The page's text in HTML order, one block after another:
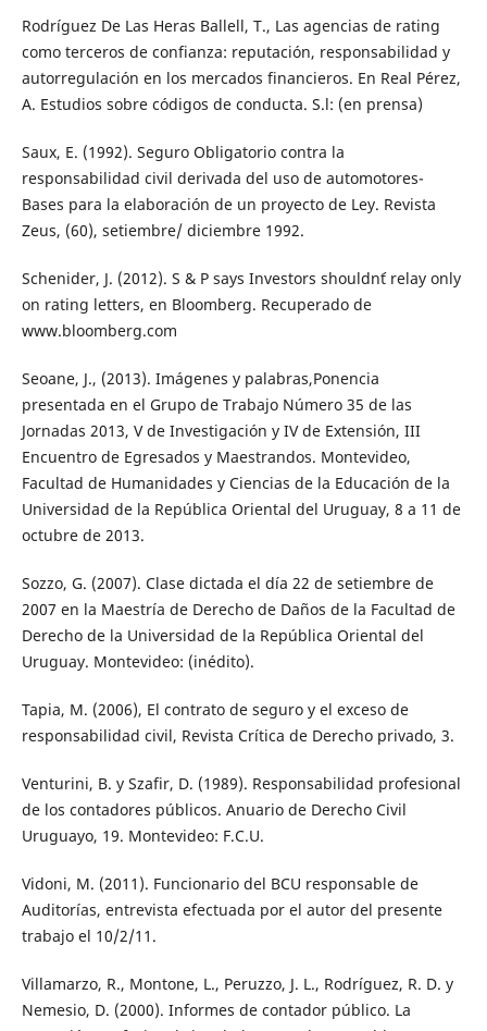
Rodríguez De Las Heras Ballell, T., Las agencias de rating
como terceros de confianza: reputación, responsabilidad y
autorregulación en los mercados financieros. En Real Pérez,
A. Estudios sobre códigos de conducta. S.l: (en prensa)
Saux, E. (1992). Seguro Obligatorio contra la
responsabilidad civil derivada del uso de automotores-
Bases para la elaboración de un proyecto de Ley. Revista
Zeus, (60), setiembre/ diciembre 1992.
Schenider, J. (2012). S & P says Investors shouldn´t relay only
on rating letters, en Bloomberg. Recuperado de
www.bloomberg.com
Seoane, J., (2013). Imágenes y palabras,Ponencia
presentada en el Grupo de Trabajo Número 35 de las
Jornadas 2013, V de Investigación y IV de Extensión, III
Encuentro de Egresados y Maestrandos. Montevideo,
Facultad de Humanidades y Ciencias de la Educación de la
Universidad de la República Oriental del Uruguay, 8 a 11 de
octubre de 2013.
Sozzo, G. (2007). Clase dictada el día 22 de setiembre de
2007 en la Maestría de Derecho de Daños de la Facultad de
Derecho de la Universidad de la República Oriental del
Uruguay. Montevideo: (inédito).
Tapia, M. (2006), El contrato de seguro y el exceso de
responsabilidad civil, Revista Crítica de Derecho privado, 3.
Venturini, B. y Szafir, D. (1989). Responsabilidad profesional
de los contadores públicos. Anuario de Derecho Civil
Uruguayo, 19. Montevideo: F.C.U.
Vidoni, M. (2011). Funcionario del BCU responsable de
Auditorías, entrevista efectuada por el autor del presente
trabajo el 10/2/11.
Villamarzo, R., Montone, L., Peruzzo, J. L., Rodríguez, R. D. y
Nemesio, D. (2000). Informes de contador público. La